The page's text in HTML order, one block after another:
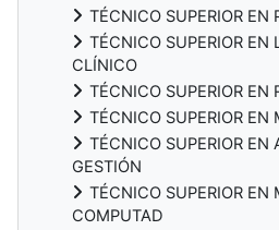
TÉCNICO SUPERIOR EN
TÉCNICO SUPERIOR EN
CLÍNICO
TÉCNICO SUPERIOR EN
TÉCNICO SUPERIOR EN
TÉCNICO SUPERIOR EN
GESTIÓN
TÉCNICO SUPERIOR EN
COMPUTAD